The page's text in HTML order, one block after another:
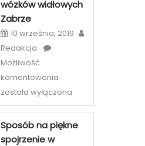
–
oferta
wózków widłowych
Zabrze
10 września, 2019
Redakcja
Możliwość
komentowania
serwis
wózków
Zabrze
została wyłączona
Sposób na piękne
spojrzenie w